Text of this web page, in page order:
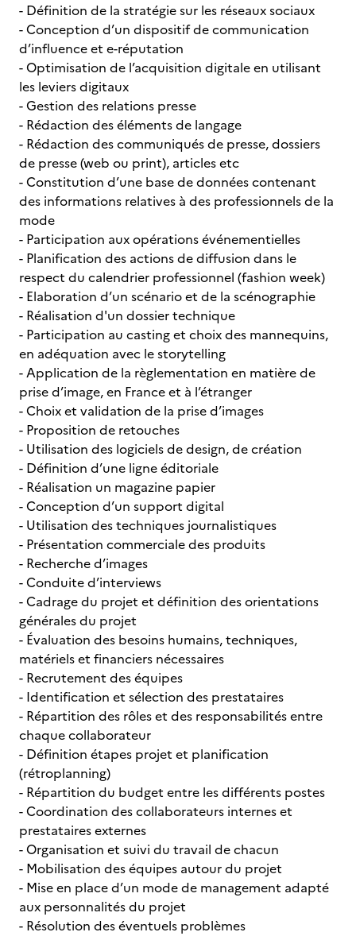
- Définition de la stratégie sur les réseaux sociaux
- Conception d’un dispositif de communication
d’influence et e-réputation
- Optimisation de l’acquisition digitale en utilisant
les leviers digitaux
- Gestion des relations presse
- Rédaction des éléments de langage
- Rédaction des communiqués de presse, dossiers
de presse (web ou print), articles etc
- Constitution d’une base de données contenant
des informations relatives à des professionnels de la
mode
- Participation aux opérations événementielles
- Planification des actions de diffusion dans le
respect du calendrier professionnel (fashion week)
- Elaboration d’un scénario et de la scénographie
- Réalisation d'un dossier technique
- Participation au casting et choix des mannequins,
en adéquation avec le storytelling
- Application de la règlementation en matière de
prise d’image, en France et à l’étranger
- Choix et validation de la prise d’images
- Proposition de retouches
- Utilisation des logiciels de design, de création
- Définition d’une ligne éditoriale
- Réalisation un magazine papier
- Conception d’un support digital
- Utilisation des techniques journalistiques
- Présentation commerciale des produits
- Recherche d’images
- Conduite d’interviews
- Cadrage du projet et définition des orientations
générales du projet
- Évaluation des besoins humains, techniques,
matériels et financiers nécessaires
- Recrutement des équipes
- Identification et sélection des prestataires
- Répartition des rôles et des responsabilités entre
chaque collaborateur
- Définition étapes projet et planification
(rétroplanning)
- Répartition du budget entre les différents postes
- Coordination des collaborateurs internes et
prestataires externes
- Organisation et suivi du travail de chacun
- Mobilisation des équipes autour du projet
- Mise en place d’un mode de management adapté
aux personnalités du projet
- Résolution des éventuels problèmes